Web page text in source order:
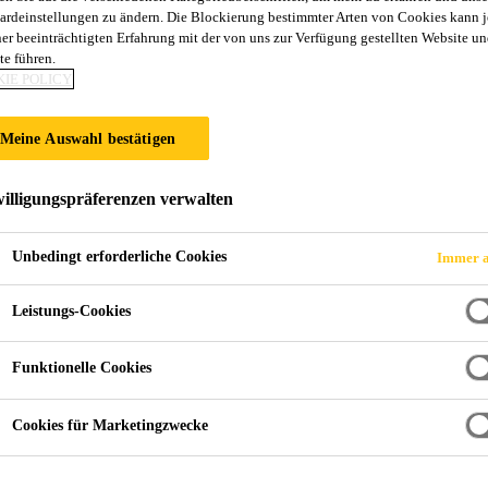
School of Engineering, Winterthur
elastischen Acrylate Klebstoff zur
Das neue Produkt, SikaFast®-550,
Im Rahmen der Winterthurer
Process Engineering der ZHAW School of
und Klebetechnologien in der Schweiz
zu ändern. Die Blockierung bestimmter Arten von Cookies kann
beeinträchtigten Erfahrung mit der von uns zur Verfügung gestellten Website
führen.
POLICY
Meine Auswahl bestätigen
verwalten
Unbedingt erforderliche Cookies Immer
Leistungs-Cookies
Funktionelle Cookies
Cookies für Marketingzwecke